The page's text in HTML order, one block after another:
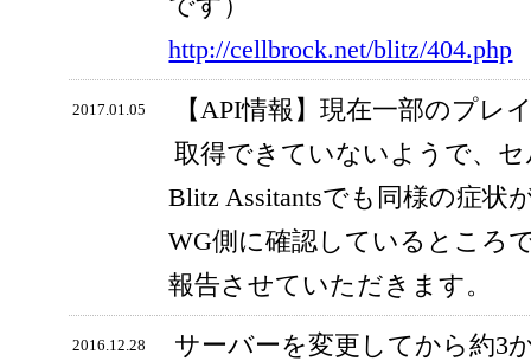
です）
http://cellbrock.net/blitz/404.php
2017.01.05
【API情報】現在一部のプレ
取得できていないようで、
Blitz Assitantsでも同様の症状
WG側に確認しているところ
報告させていただきます。
2016.12.28
サーバーを変更してから約3